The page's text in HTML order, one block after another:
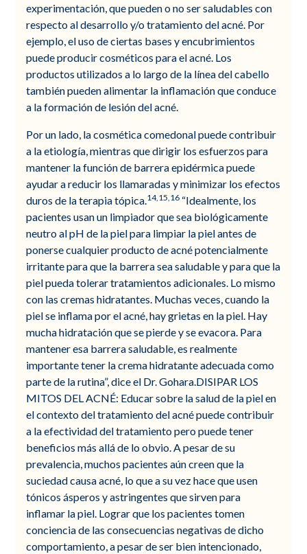
experimentación, que pueden o no ser saludables con
respecto al desarrollo y/o tratamiento del acné. Por
ejemplo, el uso de ciertas bases y encubrimientos
puede producir cosméticos para el acné. Los
productos utilizados a lo largo de la línea del cabello
también pueden alimentar la inflamación que conduce
a la formación de lesión del acné.
Por un lado, la cosmética comedonal puede contribuir
a la etiología, mientras que dirigir los esfuerzos para
mantener la función de barrera epidérmica puede
ayudar a reducir los llamaradas y minimizar los efectos
duros de la terapia tópica.14,15,16 “Idealmente, los
pacientes usan un limpiador que sea biológicamente
neutro al pH de la piel para limpiar la piel antes de
ponerse cualquier producto de acné potencialmente
irritante para que la barrera sea saludable y para que la
piel pueda tolerar tratamientos adicionales. Lo mismo
con las cremas hidratantes. Muchas veces, cuando la
piel se inflama por el acné, hay grietas en la piel. Hay
mucha hidratación que se pierde y se evacora. Para
mantener esa barrera saludable, es realmente
importante tener la crema hidratante adecuada como
parte de la rutina”, dice el Dr. Gohara.DISIPAR LOS
MITOS DEL ACNÉ: Educar sobre la salud de la piel en
el contexto del tratamiento del acné puede contribuir
a la efectividad del tratamiento pero puede tener
beneficios más allá de lo obvio. A pesar de su
prevalencia, muchos pacientes aún creen que la
suciedad causa acné, lo que a su vez hace que usen
tónicos ásperos y astringentes que sirven para
inflamar la piel. Lograr que los pacientes tomen
conciencia de las consecuencias negativas de dicho
comportamiento, a pesar de ser bien intencionado,